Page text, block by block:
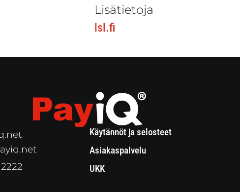
Lisätietoja
lsl.fi
Käytännöt ja selosteet
Asiakaspalvelu
UKK